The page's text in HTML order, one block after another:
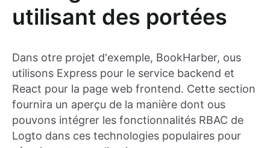
utilisant des portées
Dans otre projet d'exemple, BookHarber, ous
utilisons Express pour le service backend et
React pour la page web frontend. Cette section
fournira un aperçu de la manière dont ous
pouvons intégrer les fonctionnalités RBAC de
Logto dans ces technologies populaires pour